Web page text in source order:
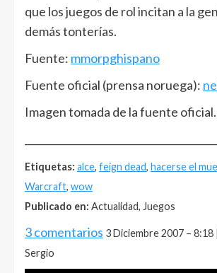
que los juegos de rol incitan a la
demás tonterías.
Fuente: mmorpghispano
Fuente oficial (prensa noruega):
Imagen tomada de la fuente oficial.
Etiquetas: alce, feign dead, hacerse el
Warcraft, wow
Publicado en: Actualidad, Juegos
3 comentarios 3 Diciembre 2007 –
Sergio